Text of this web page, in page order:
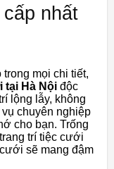
nhất
mọi chi tiết,
tại Hà Nội độc
lộng lẫy, không
chuyên nghiệp
cho bạn. Trống
trí tiệc cưới
sẽ mang đậm